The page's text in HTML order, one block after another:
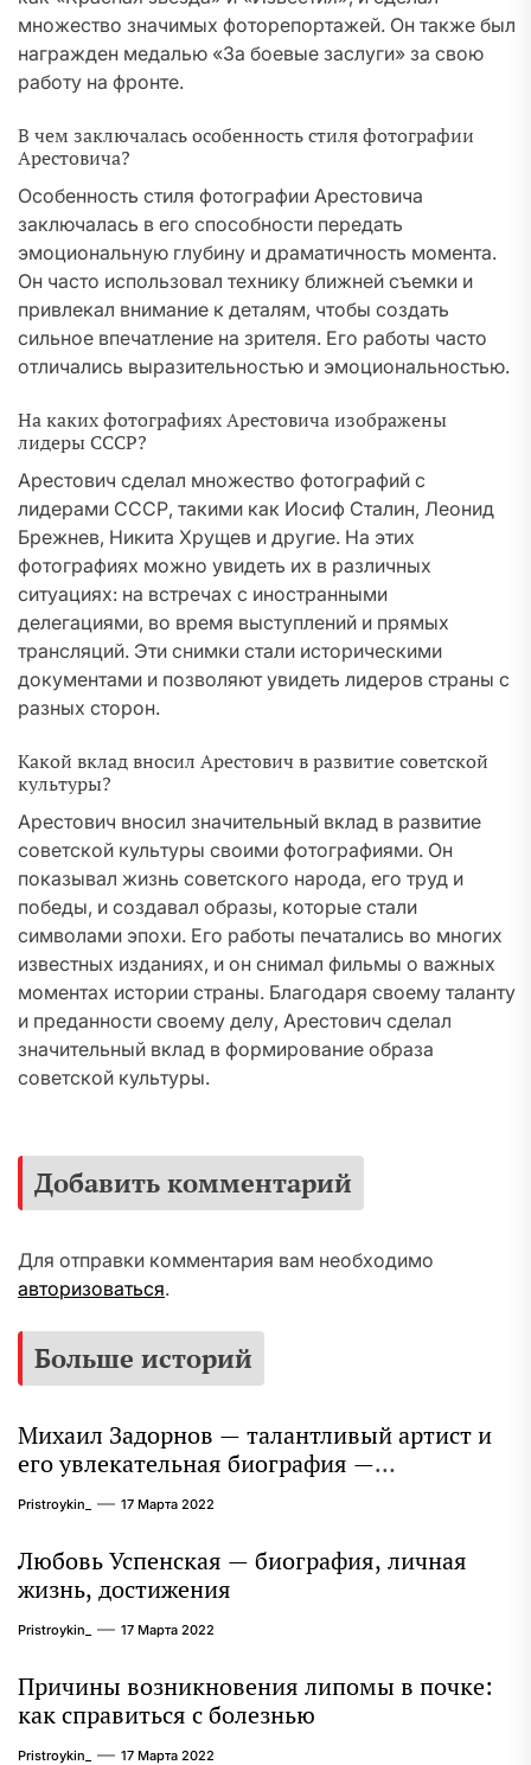
множество значимых фоторепортажей. Он также был
награжден медалью «За боевые заслуги» за свою
работу на фронте.
В чем заключалась особенность стиля фотографии
Арестовича?
Особенность стиля фотографии Арестовича
заключалась в его способности передать
эмоциональную глубину и драматичность момента.
Он часто использовал технику ближней съемки и
привлекал внимание к деталям, чтобы создать
сильное впечатление на зрителя. Его работы часто
отличались выразительностью и эмоциональностью.
На каких фотографиях Арестовича изображены
лидеры СССР?
Арестович сделал множество фотографий с
лидерами СССР, такими как Иосиф Сталин, Леонид
Брежнев, Никита Хрущев и другие. На этих
фотографиях можно увидеть их в различных
ситуациях: на встречах с иностранными
делегациями, во время выступлений и прямых
трансляций. Эти снимки стали историческими
документами и позволяют увидеть лидеров страны с
разных сторон.
Какой вклад вносил Арестович в развитие советской
культуры?
Арестович вносил значительный вклад в развитие
советской культуры своими фотографиями. Он
показывал жизнь советского народа, его труд и
победы, и создавал образы, которые стали
символами эпохи. Его работы печатались во многих
известных изданиях, и он снимал фильмы о важных
моментах истории страны. Благодаря своему таланту
и преданности своему делу, Арестович сделал
значительный вклад в формирование образа
советской культуры.
Добавить комментарий
Для отправки комментария вам необходимо
авторизоваться.
Больше историй
Михаил Задорнов — талантливый артист и
его увлекательная биография —
выдающиеся достижения, известность и
интересные факты из личной жизни!
Pristroykin_ 17 Марта 2022
Любовь Успенская — биография, личная
жизнь, достижения
Pristroykin_ 17 Марта 2022
Причины возникновения липомы в почке:
как справиться с болезнью
Pristroykin_ 17 Марта 2022